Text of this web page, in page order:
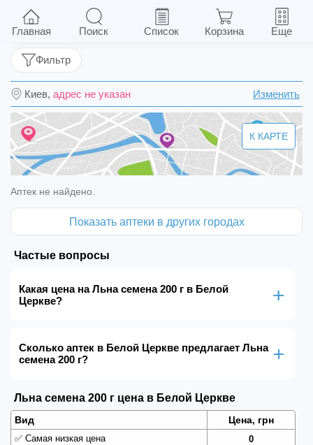
Льна семена 200 г
Киев, адрес не указан Изменить
Фильтр
К КАРТЕ
Аптек не найдено.
Показать аптеки в других городах
Частые вопросы
Какая цена на Льна семена 200 г в Белой
Церкве?
Сколько аптек в Белой Церкве предлагает Льна
семена 200 г?
Льна семена 200 г цена в Белой Церкве
Вид Цена, грн
✅ Самая низкая цена
0
Главная Поиск Список Корзина Еще